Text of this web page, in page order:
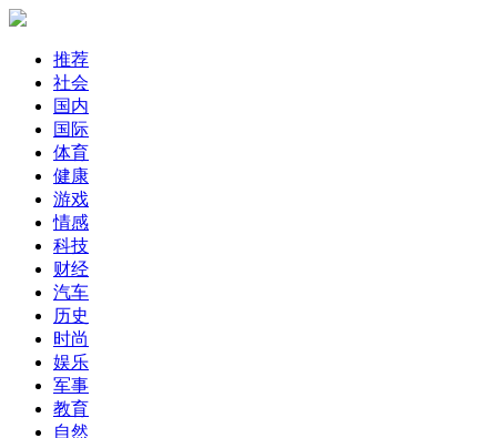
推荐
社会
国内
国际
体育
健康
游戏
情感
科技
财经
汽车
历史
时尚
娱乐
军事
教育
自然